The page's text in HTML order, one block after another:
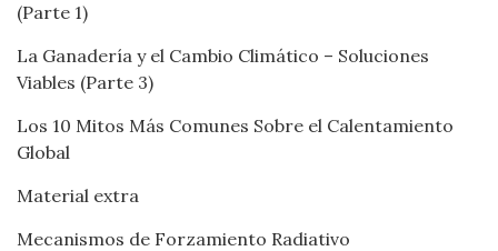
(Parte 1)
La Ganadería y el Cambio Climático – Soluciones
Viables (Parte 3)
Los 10 Mitos Más Comunes Sobre el Calentamiento
Global
Material extra
Mecanismos de Forzamiento Radiativo